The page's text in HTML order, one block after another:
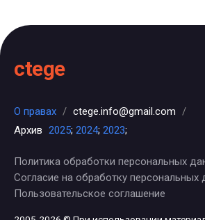
ctege
О правах / ctege.info@gmail.com /
Архив 2025; 2024; 2023;
Политика обработки персональных
Согласие на обработку персональных
Пользовательское соглашение